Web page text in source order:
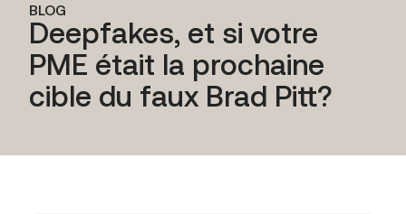
BLOG
Deepfakes, et si votre
PME était la prochaine
cible du faux Brad Pitt?